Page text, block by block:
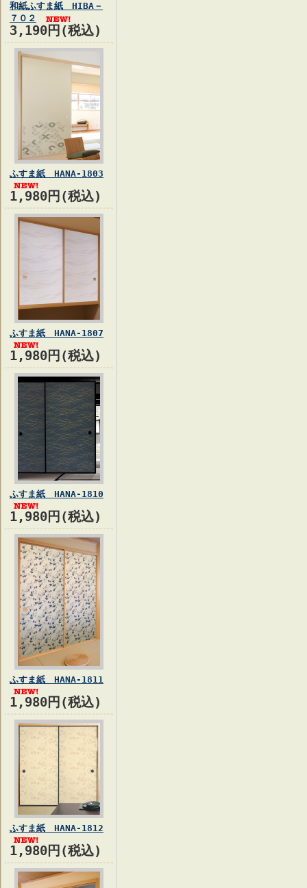
和紙ふすま紙 HIBA－
７０２
3,190円(税込)
ふすま紙 HANA-1803
1,980円(税込)
ふすま紙 HANA-1807
1,980円(税込)
ふすま紙 HANA-1810
1,980円(税込)
ふすま紙 HANA-1811
1,980円(税込)
ふすま紙 HANA-1812
1,980円(税込)